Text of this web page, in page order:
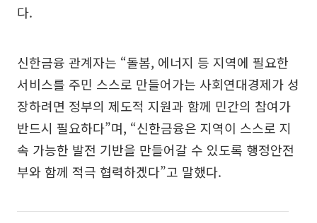
다.
신한금융 관계자는 “돌봄, 에너지 등 지역에 필요한
서비스를 주민 스스로 만들어가는 사회연대경제가 성
장하려면 정부의 제도적 지원과 함께 민간의 참여가
반드시 필요하다”며, “신한금융은 지역이 스스로 지
속 가능한 발전 기반을 만들어갈 수 있도록 행정안전
부와 함께 적극 협력하겠다”고 말했다.